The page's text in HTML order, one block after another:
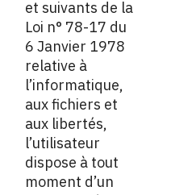
et suivants de la
Loi n° 78-17 du
6 Janvier 1978
relative à
l’informatique,
aux fichiers et
aux libertés,
l’utilisateur
dispose à tout
moment d’un